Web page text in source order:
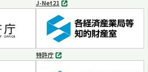
J-Net21
別
タ
ブ
で
開
く
特許庁
別